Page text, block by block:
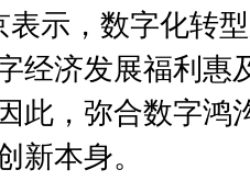
示，数字化转
经济发展福利惠
此，弥合数字鸿
新本身。